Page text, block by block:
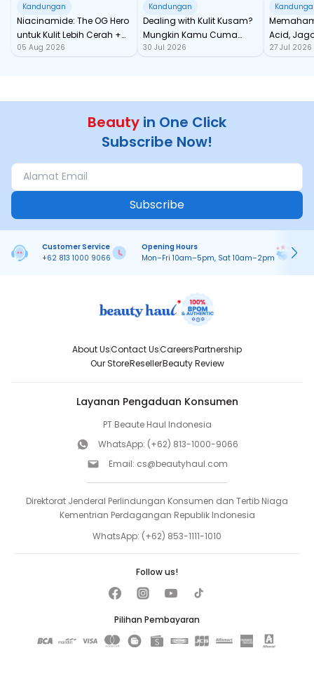
Kandungan
Niacinamide: The OG Hero
untuk Kulit Lebih Cerah +
Anti Breakout!
05 Aug 2026
Kandungan
Dealing with Kulit Kusam?
Mungkin Kamu Cuma
Butuh AHA!
30 Jul 2026
Acid,
27 Jul 2026
Beauty in One Click
Subscribe Now!
Subscribe
Customer Service
+62 813 1000 9066
Opening Hours
Mon–Fri 10am–5pm, Sat 10am–2pm
About UsContact UsCareersPartnership
Our StoreResellerBeauty Review
Layanan Pengaduan Konsumen
PT Beaute Haul Indonesia
WhatsApp: (+62) 813-1000-9066
Email: cs@beautyhaul.com
Direktorat Jenderal Perlindungan Konsumen dan Tertib Niaga
Kementrian Perdagangan Republik Indonesia
WhatsApp: (+62) 853-1111-1010
Pilihan Pembayaran
Follow us!